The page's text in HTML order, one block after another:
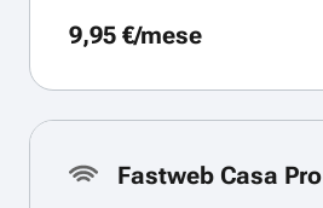
9,95 €/mese
Fastweb Casa Pro